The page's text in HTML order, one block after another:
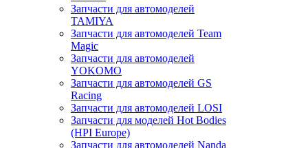
Запчасти для автомоделей
TAMIYA
Запчасти для автомоделей Team
Magic
Запчасти для автомоделей
YOKOMO
Запчасти для автомоделей GS
Racing
Запчасти для автомоделей LOSI
Запчасти для моделей Hot Bodies
(HPI Europe)
Запчасти для автомоделей Nanda